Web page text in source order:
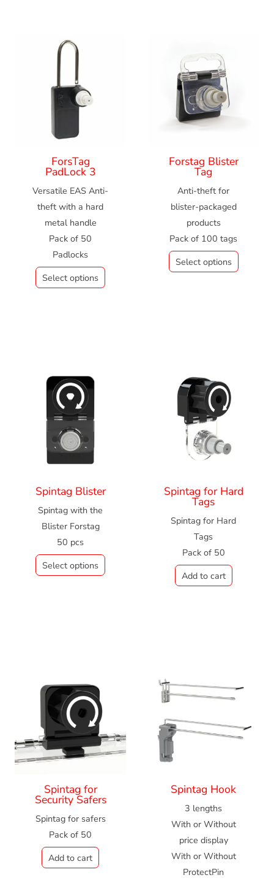
ForsTag
PadLock 3
Versatile EAS Anti-
theft with a hard
metal handle
Pack of 50
Padlocks
Select options
Forstag Blister
Tag
Anti-theft for
blister-packaged
products
Pack of 100 tags
Select options
Spintag Blister
Spintag with the
Blister Forstag
50 pcs
Select options
Spintag for Hard
Tags
Spintag for Hard
Tags
Pack of 50
Add to cart
Spintag for
Security Safers
Spintag for safers
Pack of 50
Add to cart
Spintag Hook
3 lengths
With or Without
price display
With or Without
ProtectPin